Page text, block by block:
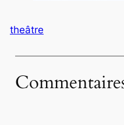
theâtre